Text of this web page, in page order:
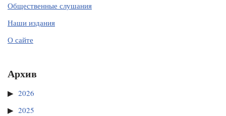
Общественные слушания
Наши издания
О сайте
Архив
2026
2025